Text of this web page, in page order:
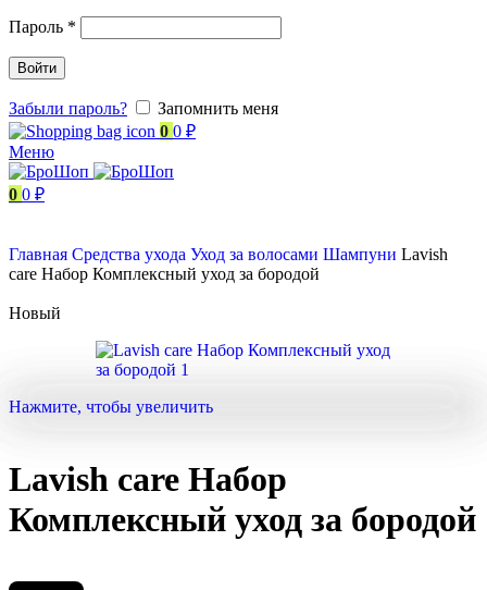
Пароль *
Войти
Забыли пароль?
Запомнить меня
0 0 ₽
Меню
0 0 ₽
Главная Средства ухода Уход за волосами Шампуни Lavish
care Набор Комплексный уход за бородой
Новый
Нажмите, чтобы увеличить
Lavish care Набор
Комплексный уход за бородой